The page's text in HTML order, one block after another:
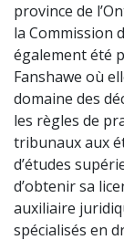
province de
la Commission
également été
Fanshawe où
domaine des
les règles de
tribunaux aux
d’études
d’obtenir sa
auxiliaire
spécialisés en